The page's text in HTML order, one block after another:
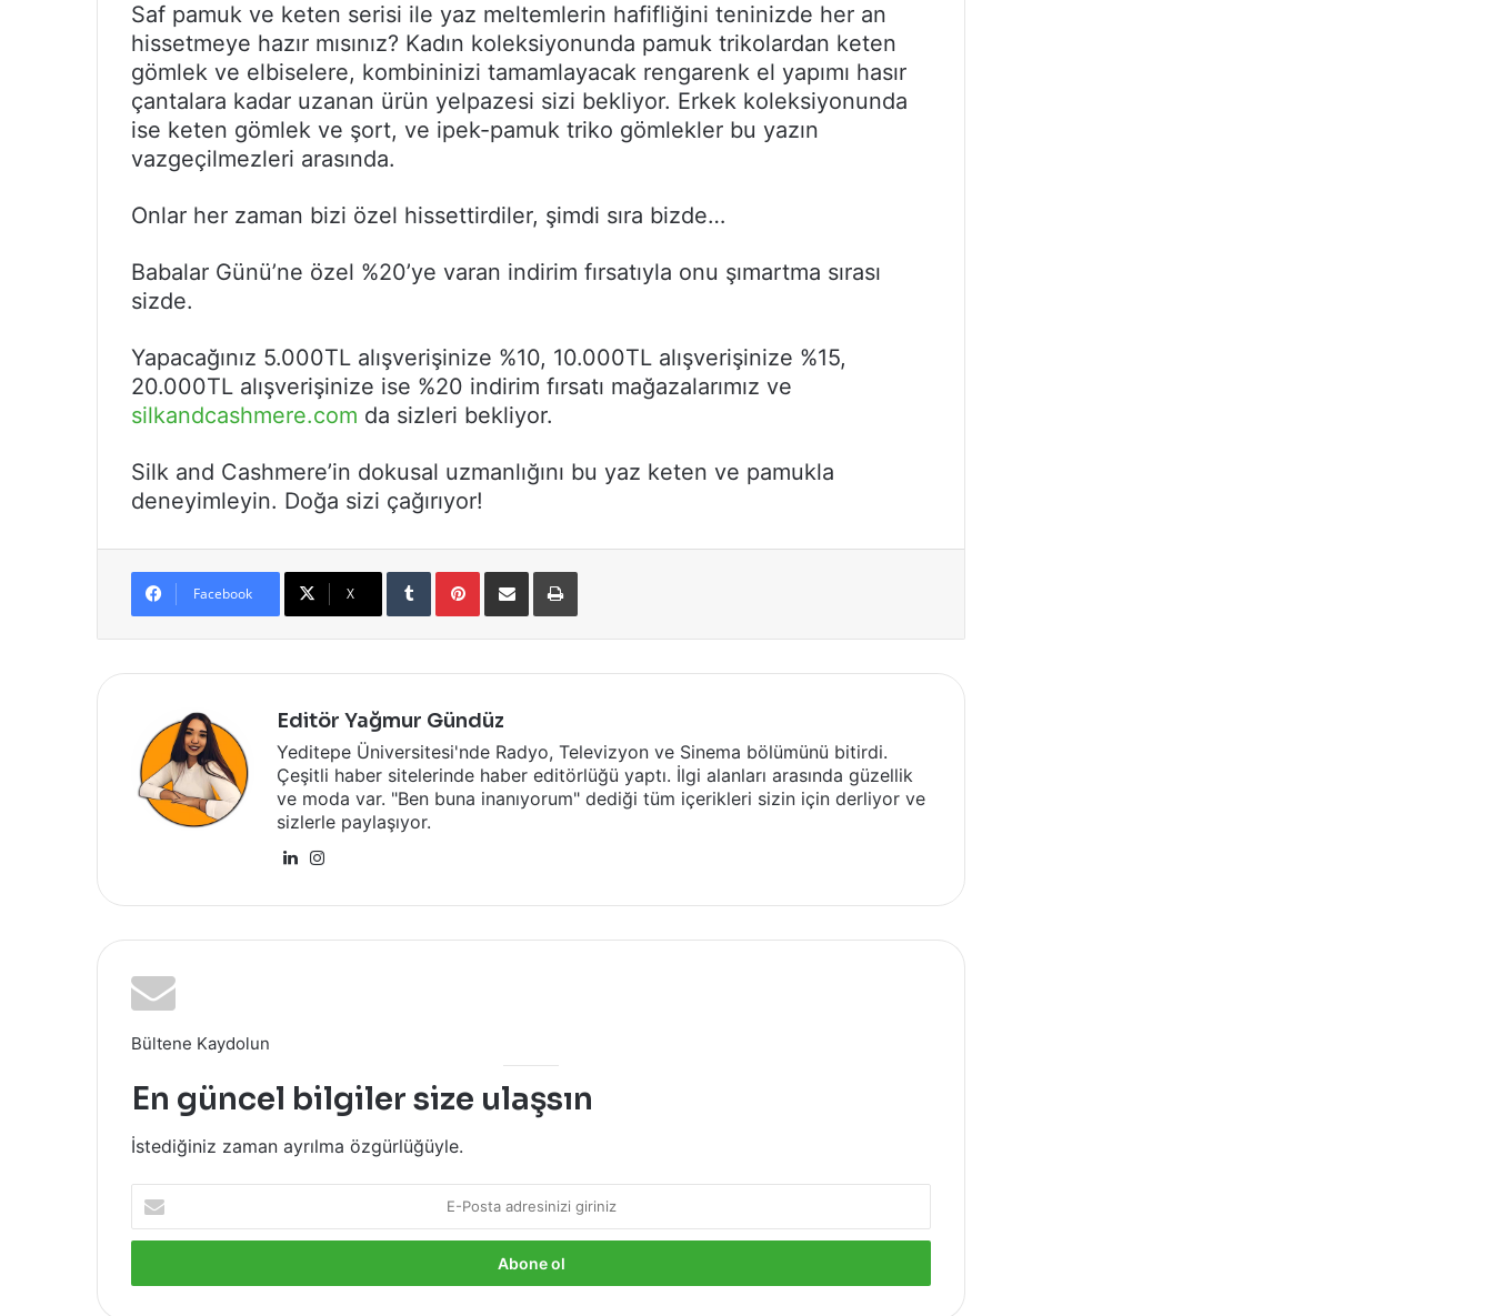
Saf pamuk ve keten serisi ile yaz meltemlerin hafifliğini teninizde her an
hissetmeye hazır mısınız? Kadın koleksiyonunda pamuk trikolardan keten
gömlek ve elbiselere, kombininizi tamamlayacak rengarenk el yapımı hasır
çantalara kadar uzanan ürün yelpazesi sizi bekliyor. Erkek koleksiyonunda
ise keten gömlek ve şort, ve ipek-pamuk triko gömlekler bu yazın
vazgeçilmezleri arasında.
Onlar her zaman bizi özel hissettirdiler, şimdi sıra bizde…
Babalar Günü’ne özel %20’ye varan indirim fırsatıyla onu şımartma sırası
sizde.
Yapacağınız 5.000TL alışverişinize %10, 10.000TL alışverişinize %15,
20.000TL alışverişinize ise %20 indirim fırsatı mağazalarımız ve
silkandcashmere.com da sizleri bekliyor.
Silk and Cashmere’in dokusal uzmanlığını bu yaz keten ve pamukla
deneyimleyin. Doğa sizi çağırıyor!
Facebook X
TumblrPinterestE-Posta ile paylaşYazdır
Editör Yağmur Gündüz
Yeditepe Üniversitesi'nde Radyo, Televizyon ve Sinema bölümünü bitirdi.
Çeşitli haber sitelerinde haber editörlüğü yaptı. İlgi alanları arasında güzellik
ve moda var. "Ben buna inanıyorum" dediği tüm içerikleri sizin için derliyor ve
sizlerle paylaşıyor.
LinkedIn
Bültene Kaydolun
En güncel bilgiler size ulaşsın
İstediğiniz zaman ayrılma özgürlüğüyle.
E-
Posta
adresinizi